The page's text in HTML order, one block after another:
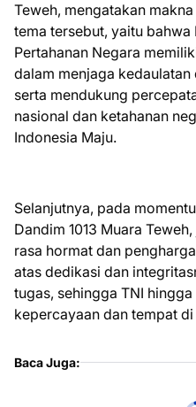
Teweh, mengatakan
tema tersebut, yaitu
Pertahanan Negara
dalam menjaga kedaulatan
serta mendukung
nasional dan ketahanan
Indonesia Maju.
Selanjutnya, pada
Dandim 1013 Muara
rasa hormat dan
atas dedikasi dan
tugas, sehingga TNI
kepercayaan dan tempat
Baca Juga: